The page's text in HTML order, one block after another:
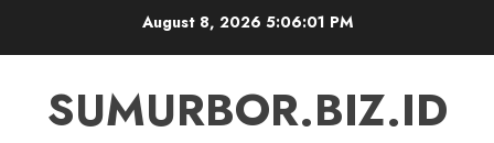
August 8, 2026 5:06:01 PM
SUMURBOR.BIZ.ID